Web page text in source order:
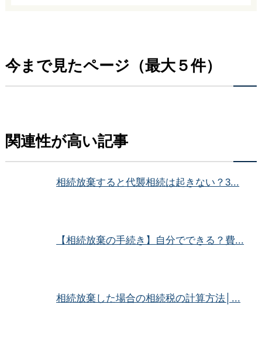
今まで見たページ（最大５件）
関連性が高い記事
相続放棄すると代襲相続は起きない？3...
【相続放棄の手続き】自分でできる？費...
相続放棄した場合の相続税の計算方法│...